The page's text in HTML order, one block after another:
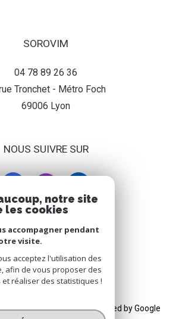
SOROVIM
04 78 89 26 36
Tronchet - Métro Foch
69006
lyon
NOUS SUIVRE SUR
ADHÉRENT
réservés | Traduction powered by Google
notre site
les cookies
accompagner pendant
visite.
acceptez l'utilisation des
afin de vous proposer des
réaliser des statistiques !